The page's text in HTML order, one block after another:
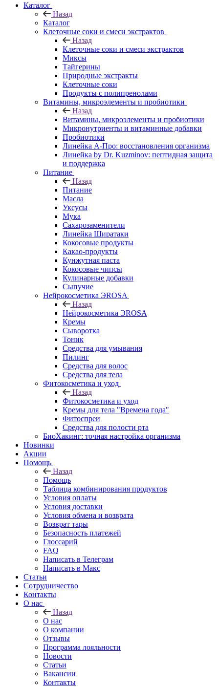
Каталог
Назад
Каталог
Клеточные соки и смеси экстрактов
Назад
Клеточные соки и смеси экстрактов
Миксы
Тайгерины
Природные экстракты
Клеточные соки
Продукты с полипренолами
Витамины, микроэлементы и пробиотики
Назад
Витамины, микроэлементы и пробиотики
Микронутриенты и витаминные добавки
Пробиотики
Линейка А-Про: восстановления организма
Линейка by Dr. Kuzminov: пептидная защита
и поддержка
Питание
Назад
Питание
Масла
Уксусы
Мука
Сахарозаменители
Линейка Ширатаки
Кокосовые продукты
Какао-продукты
Кунжутная паста
Кокосовые чипсы
Кулинарные добавки
Сыпучие
Нейрокосметика ЭROSA
Назад
Нейрокосметика ЭROSA
Кремы
Сыворотка
Тоник
Средства для умывания
Пилинг
Средства для волос
Средства для тела
Фитокосметика и уход
Назад
Фитокосметика и уход
Кремы для тела "Времена года"
Фитоспреи
Средства для полости рта
БиоХакинг: точная настройка организма
Новинки
Акции
Помощь
Назад
Помощь
Таблица комбинирования продуктов
Условия оплаты
Условия доставки
Условия обмена и возврата
Возврат тары
Безопасность платежей
Глоссарий
FAQ
Написать в Телеграм
Написать в Макс
Статьи
Сотрудничество
Контакты
О нас
Назад
О нас
О компании
Отзывы
Программа лояльности
Новости
Статьи
Вакансии
Контакты